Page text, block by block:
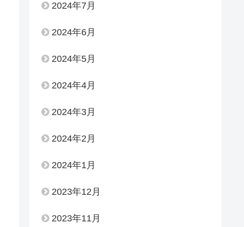
2024年7月
2024年6月
2024年5月
2024年4月
2024年3月
2024年2月
2024年1月
2023年12月
2023年11月